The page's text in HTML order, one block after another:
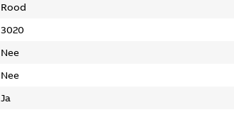
Rood
3020
Nee
Nee
Ja